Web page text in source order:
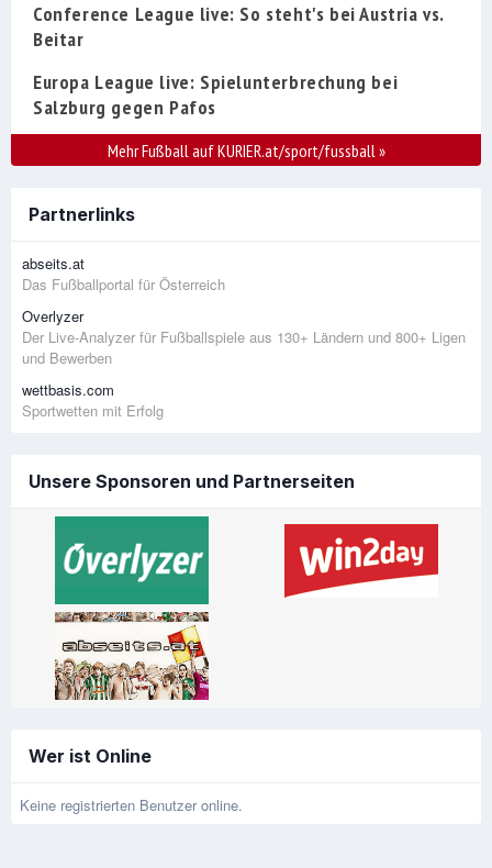
Conference League live: So steht's bei Austria vs.
Beitar
Europa League live: Spielunterbrechung bei
Salzburg gegen Pafos
Mehr Fußball auf KURIER.at/sport/fussball»
Partnerlinks
abseits.at
Das Fußballportal für Österreich
Overlyzer
Der Live-Analyzer für Fußballspiele aus 130+ Ländern und 800+ Ligen
und Bewerben
wettbasis.com
Sportwetten mit Erfolg
Unsere Sponsoren und Partnerseiten
Wer ist Online
Keine registrierten Benutzer online.